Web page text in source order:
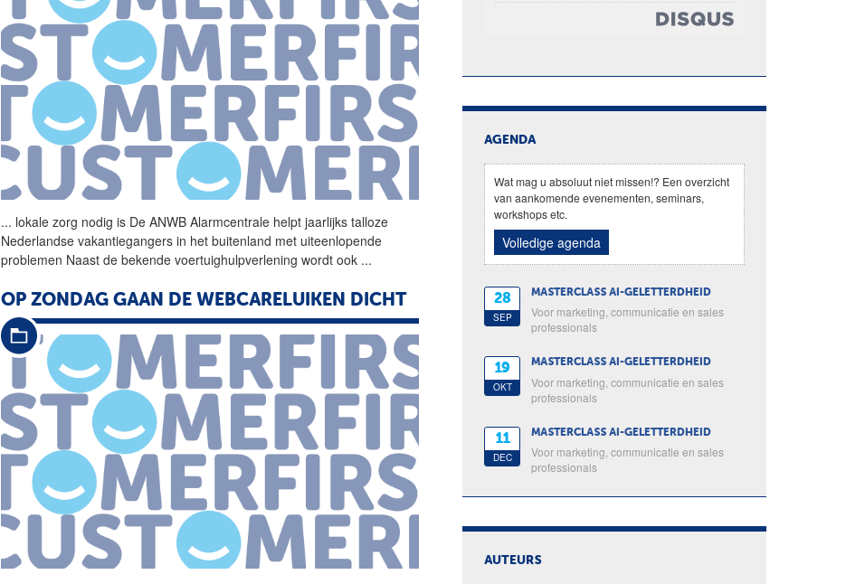
... lokale zorg nodig is De ANWBAlarmcentrale helpt jaarlijks talloze
Nederlandse vakantiegangers in het buitenland met uiteenlopende
problemen Naast de bekende voertuighulpverlening wordt ook ...
OP ZONDAG GAAN DE WEBCARE­LUIKEN DICHT
AGENDA
Wat mag u absoluut niet missen!? Een overzicht
van aankomende evenementen, seminars,
workshops etc.
Volledige agenda
28
SEP
MASTERCLASS AI-GELETTERDHEID
Voor marketing, communicatie en sales
professionals
19
OKT
MASTERCLASS AI-GELETTERDHEID
Voor marketing, communicatie en sales
professionals
11
DEC
MASTERCLASS AI-GELETTERDHEID
Voor marketing, communicatie en sales
professionals
AUTEURS